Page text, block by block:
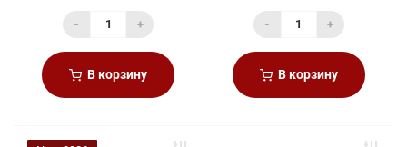
- +
В корзину
- +
В корзину